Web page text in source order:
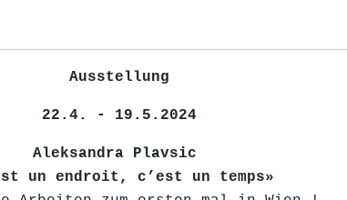
Ausstellung
22.4. - 19.5.2024
Aleksandra Plavsic
un endroit, c’est un temps»